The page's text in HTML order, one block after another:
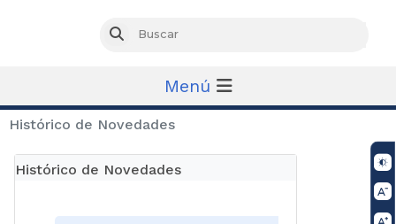
Buscar
Menú
Histórico de Novedades
Histórico de Novedades